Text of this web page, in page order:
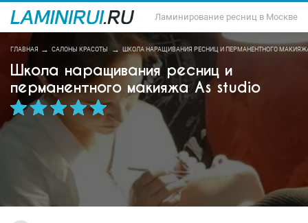
Ламинирование ресниц в Москве
ГЛАВНАЯ САЛОНЫ КРАСОТЫ ШКОЛА НАРАЩИВАНИЯ РЕСНИЦ И ПЕРМАНЕНТНОГО МАКИЯЖА
Школа наращивания ресниц и
перманентного макияжа As studio